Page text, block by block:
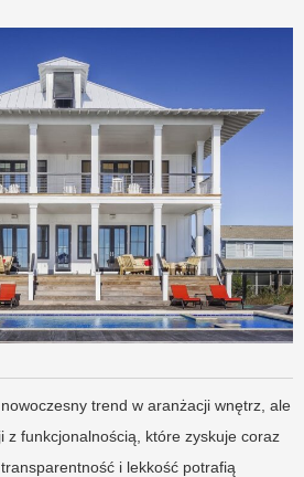
trend w aranżacji wnętrz, ale
z funkcjonalnością, które zyskuje coraz
i lekkość potrafią